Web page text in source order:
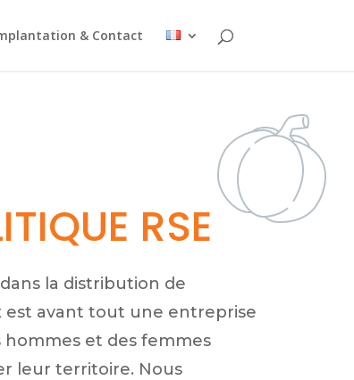
& Contact
RSE
la distribution de
est avant tout une entreprise
hommes et des femmes
leur territoire. Nous